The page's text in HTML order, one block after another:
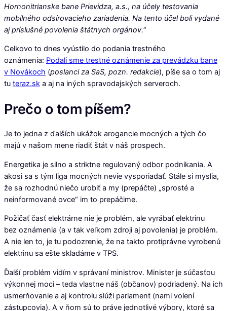
Hornonitrianske bane Prievidza, a.s., na účely testovania
mobilného odsírovacieho zariadenia. Na tento účel boli vydané
aj príslušné povolenia štátnych orgánov.“
Celkovo to dnes vyústilo do podania trestného
oznámenia: Podali sme trestné oznámenie za prevádzku bane
v Novákoch (poslanci za SaS, pozn. redakcie), píše sa o tom aj
tu teraz.sk a aj na iných spravodajských serveroch.
Prečo o tom píšem?
Je to jedna z ďalších ukážok arogancie mocných a tých čo
majú v našom mene riadiť štát v náš prospech.
Energetika je silno a striktne regulovaný odbor podnikania. A
akosi sa s tým liga mocných nevie vysporiadať. Stále si myslia,
že sa rozhodnú niečo urobiť a my (prepáčte) „sprosté a
neinformované ovce“ im to prepáčime.
Požičať časť elektrárne nie je problém, ale vyrábať elektrinu
bez oznámenia (a v tak veľkom zdroji aj povolenia) je problém.
A nie len to, je tu podozrenie, že na takto protiprávne vyrobenú
elektrinu sa ešte skladáme v TPS.
Ďalší problém vidím v správaní ministrov. Minister je súčasťou
výkonnej moci – teda vlastne náš (občanov) podriadený. Na ich
usmerňovanie a aj kontrolu slúži parlament (nami volení
zástupcovia). A v ňom sú to práve jednotlivé výbory, ktoré sa